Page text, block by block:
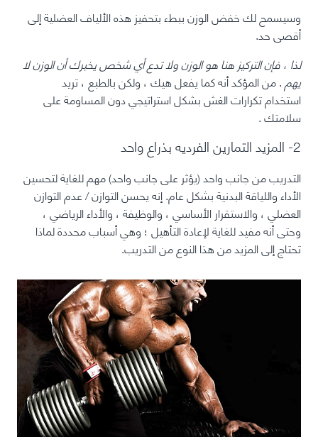
وسيسمح لك خفض الوزن ببطء بتحفيز هذه الألياف العضلية إلى
أقصى حد.
لذا ، فإن التركيز هنا هو الوزن ولا تدع أي شخص يخبرك أن الوزن لا
يهم. من المؤكد أنه كما يفعل هيك ، ولكن بالطبع ، تريد
استخدامتكرارات الغش بشكل استراتيجي دون المساومة على
سلامتك.
2- المزيد التمارين الفرديه بذراع واحد
التدريب من جانب واحد (يؤثر على جانب واحد) مهم للغاية لتحسين
الأداء واللياقة البدنية بشكل عام. إنه يحسن التوازن / عدم التوازن
العضلي ، والاستقرار الأساسي ، والوظيفة ، والأداء الرياضي ،
وحتى أنه مفيد للغاية لإعادة التأهيل ؛ وهي أسباب محددة لماذا
تحتاج إلى المزيد من هذا النوع من التدريب.